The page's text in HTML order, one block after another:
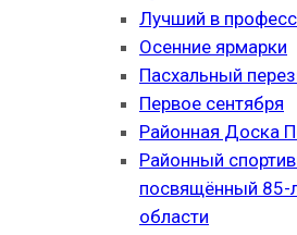
Лучший в
Осенние ярмарки
Пасхальный
Первое сентября
Районная Доска
Районный
посвящённый 85-
области